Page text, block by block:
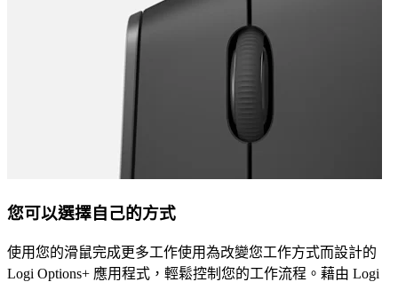
您可以選擇自己的方式
使用您的滑鼠完成更多工作使用為改變您工作方式而設計的
Logi Options+ 應用程式，輕鬆控制您的工作流程。藉由 Logi